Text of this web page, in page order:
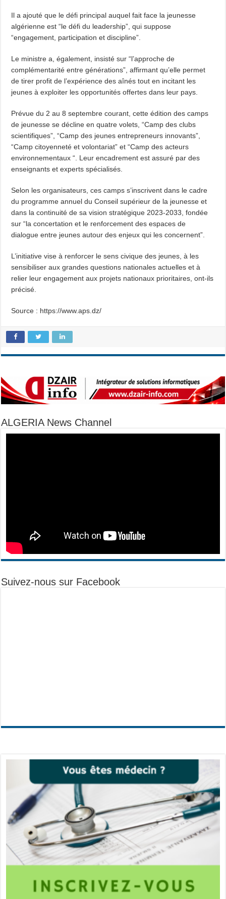
Il a ajouté que le défi principal auquel fait face la jeunesse
algérienne est “le défi du leadership”, qui suppose
“engagement, participation et discipline”.
Le ministre a, également, insisté sur “l’approche de
complémentarité entre générations”, affirmant qu’elle permet
de tirer profit de l’expérience des aînés tout en incitant les
jeunes à exploiter les opportunités offertes dans leur pays.
Prévue du 2 au 8 septembre courant, cette édition des camps
de jeunesse se décline en quatre volets, “Camp des clubs
scientifiques”, “Camp des jeunes entrepreneurs innovants”,
“Camp citoyenneté et volontariat” et “Camp des acteurs
environnementaux “. Leur encadrement est assuré par des
enseignants et experts spécialisés.
Selon les organisateurs, ces camps s’inscrivent dans le cadre
du programme annuel du Conseil supérieur de la jeunesse et
dans la continuité de sa vision stratégique 2023-2033, fondée
sur “la concertation et le renforcement des espaces de
dialogue entre jeunes autour des enjeux qui les concernent”.
L’initiative vise à renforcer le sens civique des jeunes, à les
sensibiliser aux grandes questions nationales actuelles et à
relier leur engagement aux projets nationaux prioritaires, ont-ils
précisé.
Source : https://www.aps.dz/
ALGERIA News Channel
Suivez-nous sur Facebook